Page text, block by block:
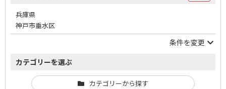
兵庫県
神戸市垂水区
条件を変更
カテゴリーを選ぶ
カテゴリーから探す